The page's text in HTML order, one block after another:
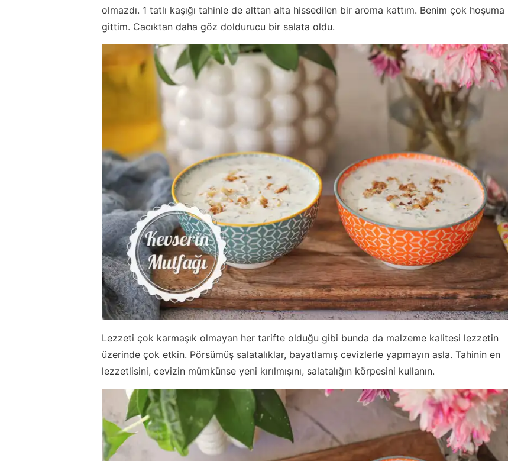
olmazdı. 1 tatlı kaşığı tahinle de alttan alta hissedilen bir aroma kattım. Benim çok hoşuma
gittim. Cacıktan daha göz doldurucu bir salata oldu.
Lezzeti çok karmaşık olmayan her tarifte olduğu gibi bunda da malzeme kalitesi lezzetin
üzerinde çok etkin. Pörsümüş salatalıklar, bayatlamış cevizlerle yapmayın asla. Tahinin en
lezzetlisini, cevizin mümkünse yeni kırılmışını, salatalığın körpesini kullanın.